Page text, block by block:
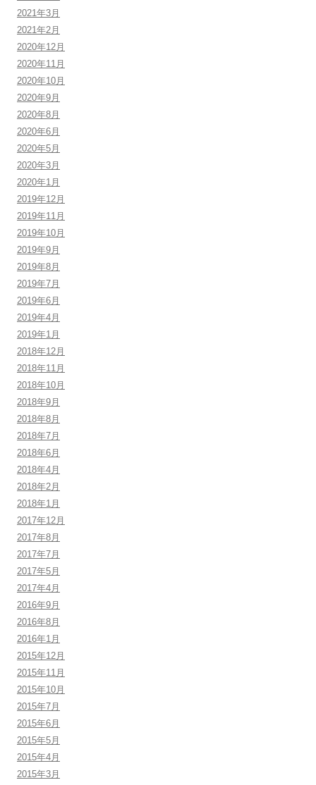
2021年3月
2021年2月
2020年12月
2020年11月
2020年10月
2020年9月
2020年8月
2020年6月
2020年5月
2020年3月
2020年1月
2019年12月
2019年11月
2019年10月
2019年9月
2019年8月
2019年7月
2019年6月
2019年4月
2019年1月
2018年12月
2018年11月
2018年10月
2018年9月
2018年8月
2018年7月
2018年6月
2018年4月
2018年2月
2018年1月
2017年12月
2017年8月
2017年7月
2017年5月
2017年4月
2016年9月
2016年8月
2016年1月
2015年12月
2015年11月
2015年10月
2015年7月
2015年6月
2015年5月
2015年4月
2015年3月